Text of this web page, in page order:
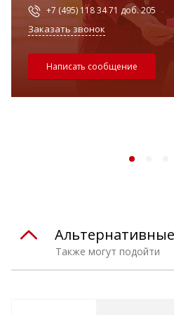
+7 (495) 118 34 71 доб. 205
Заказать звонок
Написать сообщение
Также могут подойти